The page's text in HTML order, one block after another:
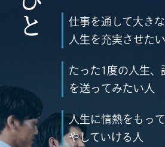
仕事を通して大き
人生を充実させた
たった1度の人生、
を送ってみたい人
人生に情熱をもっ
やしていける人